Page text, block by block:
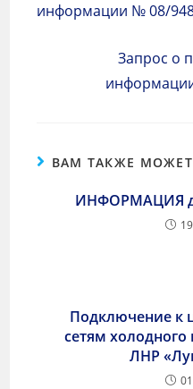
информации № 08/948
Запрос о
ВАМ ТАКЖЕ
ИНФОРМАЦИЯ
Подключение к
сетям
ЛНР